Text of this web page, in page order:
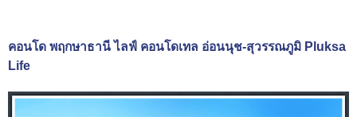
คอนโด พฤกษาธานี ไลฟ์ คอนโดเทล อ่อนนุช-สุวรรณภูมิ Pluksa
Life